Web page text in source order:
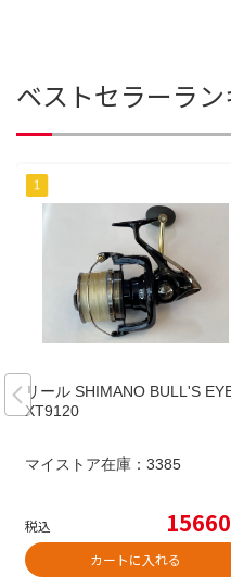
ベストセラーラ
リール SHIMANO BULL'S
XT9120
マイストア在庫： 3385
税込 15660
カートに入れる